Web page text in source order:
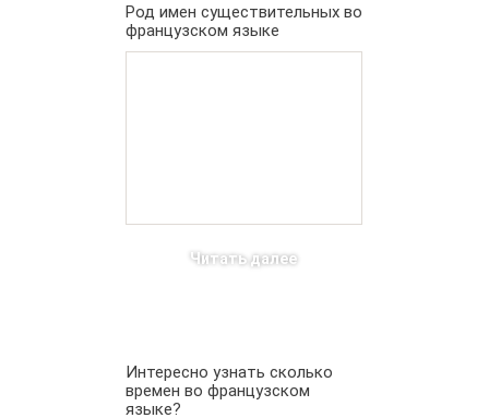
Род имен существительных во
французском языке
Читать далее
Интересно узнать сколько
времен во французском
языке?